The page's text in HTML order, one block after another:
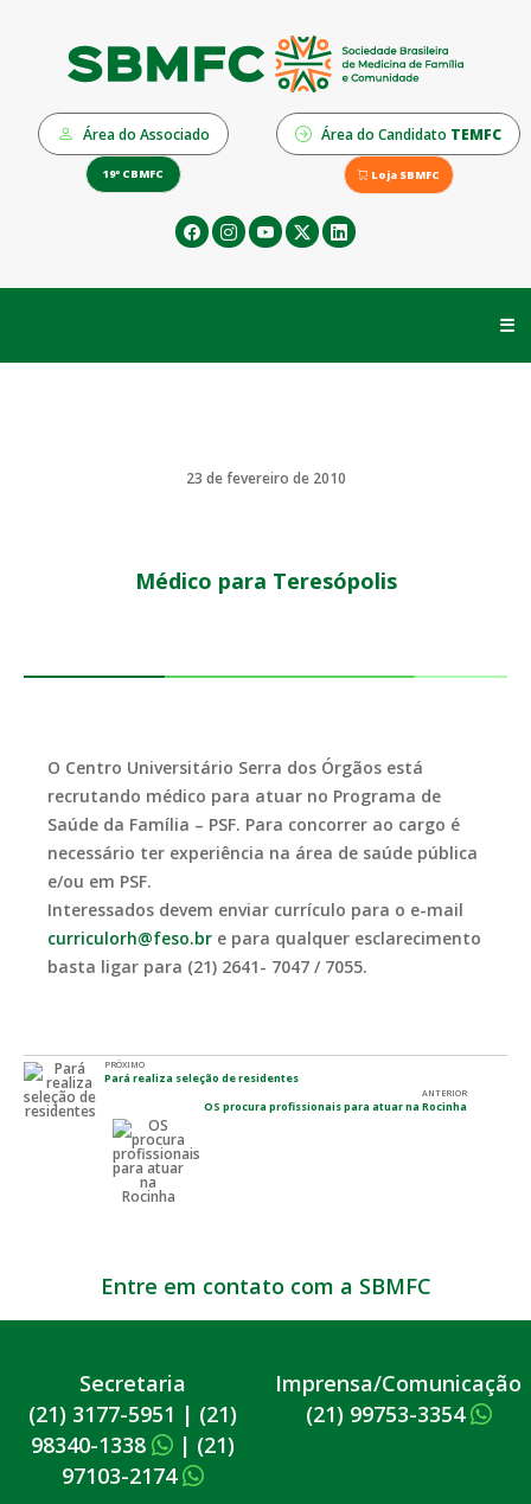
Área do Associado Área do Candidato TEMFC
19º CBMFC Loja SBMFC
☰
23 de fevereiro de 2010
Médico para Teresópolis
O Centro Universitário Serra dos Órgãos está
recrutando médico para atuar no Programa de
Saúde da Família – PSF. Para concorrer ao cargo é
necessário ter experiência na área de saúde pública
e/ou em PSF.
Interessados devem enviar currículo para o e-mail
curriculorh@feso.br e para qualquer esclarecimento
basta ligar para (21) 2641- 7047 / 7055.
PRÓXIMO
Pará realiza seleção de residentes
ANTERIOR
OS procura profissionais para atuar na Rocinha
Entre em contato com a SBMFC
Secretaria
(21) 3177-5951 | (21)
98340-1338
| (21)
97103-2174
Imprensa/Comunicação
(21) 99753-3354